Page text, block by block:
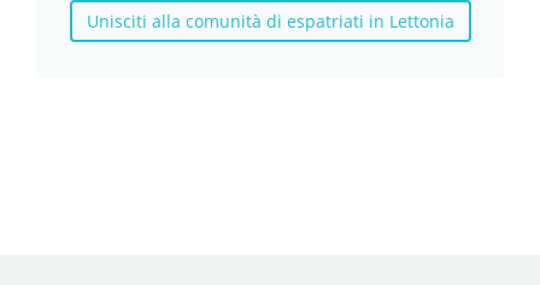
Unisciti alla comunità di espatriati in Lettonia